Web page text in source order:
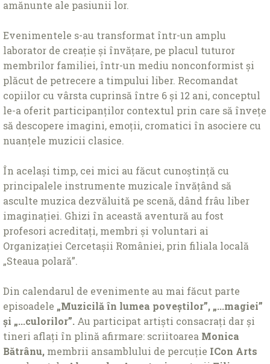
amănunte ale pasiunii lor.
Evenimentele s-au transformat într-un amplu
laborator de creație și învățare, pe placul tuturor
membrilor familiei, într-un mediu nonconformist și
plăcut de petrecere a timpului liber. Recomandat
copiilor cu vârsta cuprinsă între 6 și 12 ani, conceptul
le-a oferit participanților contextul prin care să învețe
să descopere imagini, emoții, cromatici în asociere cu
nuanțele muzicii clasice.
În același timp, cei mici au făcut cunoștință cu
principalele instrumente muzicale învățând să
asculte muzica dezvăluită pe scenă, dând frâu liber
imaginației. Ghizi în această aventură au fost
profesori acreditați, membri și voluntari ai
Organizației Cercetașii României, prin filiala locală
„Steaua polară”.
Din calendarul de evenimente au mai făcut parte
episoadele „Muzicilă în lumea poveștilor”, „...magiei”
și „...culorilor”. Au participat artiști consacrați dar și
tineri aflați în plină afirmare: scriitoarea Monica
Bătrânu, membrii ansamblului de percuție ICon Arts